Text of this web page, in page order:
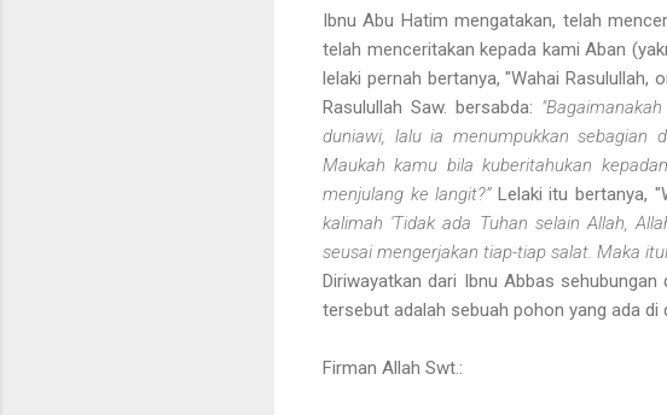
Ibnu Abu Hatim mengatakan, telah
telah menceritakan kepada kami Aban
lelaki pernah bertanya, "Wahai Rasulullah,
Rasulullah Saw. bersabda:
duniawi, lalu ia menumpukkan
Maukah kamu bila kuberitahukan
menjulang ke langit?” Lelaki itu bertanya,
kalimah 'Tidak ada Tuhan selain Allah,
seusai mengerjakan tiap-tiap salat. Maka
Diriwayatkan dari Ibnu Abbas
tersebut adalah sebuah pohon yang ada di
Firman Allah Swt.: